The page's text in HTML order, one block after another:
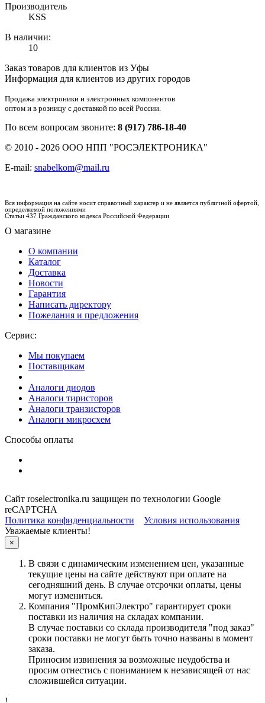
Производитель
KSS
В наличии:
10
Заказ товаров для клиентов из Уфы
Информация для клиентов из других городов
Продажа электроники и электронных компонентов
оптом и в розницу с доставкой по всей России.
По всем вопросам звоните: 8 (917) 786-18-40
© 2010 - 2026 ООО НПП "РОСЭЛЕКТРОНИКА"
E-mail: snabelkom@mail.ru
Вся информация на сайте носит справочный характер и не является публичной офертой,
определяемой положениями
Статьи 437 Гражданского кодекса Российской Федерации
О магазине
О компании
Каталог
Доставка
Новости
Гарантия
Написать директору
Пожелания и предложения
Сервис:
Мы покупаем
Поставщикам
Аналоги диодов
Аналоги тиристоров
Аналоги транзисторов
Аналоги микросхем
Способы оплаты
Сайт roselectronika.ru защищен по технологии Google
reCAPTCHA
Политика конфиденциальности
Условия использования
Уважаемые клиенты!
×
В связи с динамическим изменением цен, указанные
текущие цены на сайте действуют при оплате на
сегодняшний день. В случае отсрочки оплаты, цены
могут измениться.
Компания "ПромКипЭлектро" гарантирует сроки
поставки из наличия на складах компании.
В случае поставки со склада производителя "под заказ"
сроки поставки не могут быть точно названы в момент
заказа.
Приносим извинения за возможные неудобства и
просим отнестись с пониманием к независящей от нас
сложившейся ситуации.
!